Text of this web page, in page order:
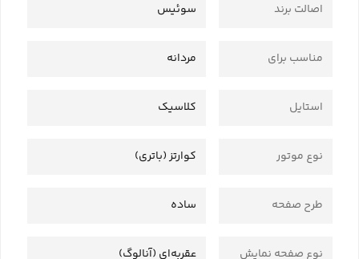
اصالت برند سوئیس
مناسب برای مردانه
استایل کلاسیک
نوع موتور کوارتز (باتری)
طرح صفحه ساده
نوع صفحه نمایش عقربه‌ای (آنالوگ)